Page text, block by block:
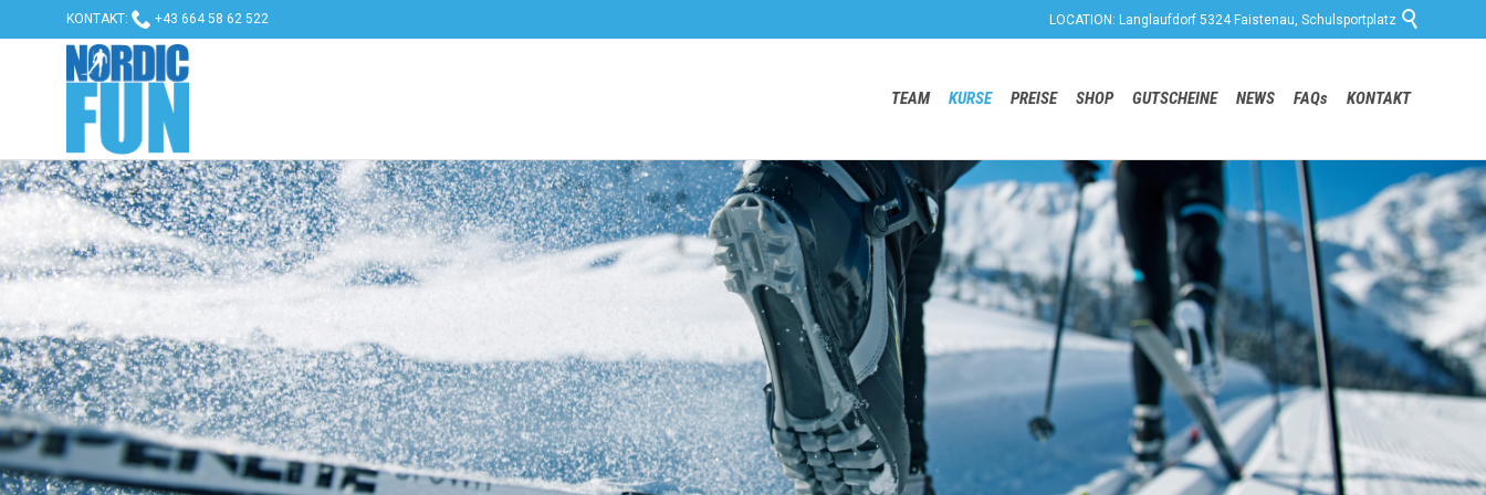
KONTAKT:  +43 664 58 62 522 LOCATION: Langlaufdorf 5324 Faistenau, Schulsportplatz 
TEAM KURSE PREISE SHOP GUTSCHEINE NEWS FAQs KONTAKT